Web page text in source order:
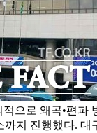
으로 왜곡•편파
지 진행했다. 대